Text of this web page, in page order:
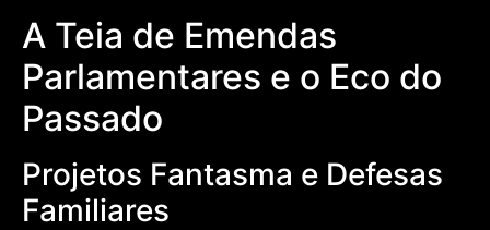
A Teia de Emendas
Parlamentares e o Eco do
Passado
Projetos Fantasma e Defesas
Familiares